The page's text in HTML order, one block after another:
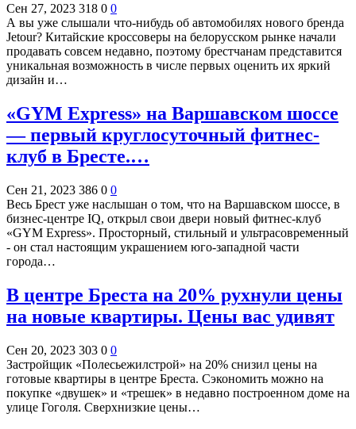
Сен 27, 2023 318 0 0
А вы уже слышали что-нибудь об автомобилях нового бренда
Jetour? Китайские кроссоверы на белорусском рынке начали
продавать совсем недавно, поэтому брестчанам представится
уникальная возможность в числе первых оценить их яркий
дизайн и…
«GYM Express» на Варшавском шоссе
— первый круглосуточный фитнес-
клуб в Бресте.…
Сен 21, 2023 386 0 0
Весь Брест уже наслышан о том, что на Варшавском шоссе, в
бизнес-центре IQ, открыл свои двери новый фитнес-клуб
«GYM Express». Просторный, стильный и ультрасовременный
- он стал настоящим украшением юго-западной части
города…
В центре Бреста на 20% рухнули цены
на новые квартиры. Цены вас удивят
Сен 20, 2023 303 0 0
Застройщик «Полесьежилстрой» на 20% снизил цены на
готовые квартиры в центре Бреста. Сэкономить можно на
покупке «двушек» и «трешек» в недавно построенном доме на
улице Гоголя. Сверхнизкие цены…